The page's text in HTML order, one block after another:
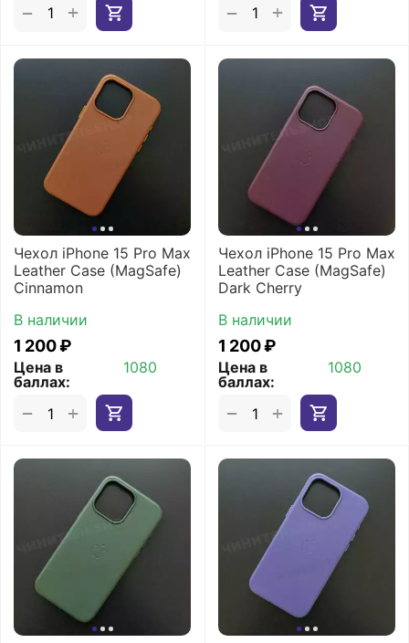
+
− +
−
Чехол iPhone 15 Pro Max
Leather Case (MagSafe)
Cinnamon
В наличии
1 200₽
Цена в
баллах:
1080
+
−
Чехол iPhone 15 Pro Max
Leather Case (MagSafe)
Dark Cherry
В наличии
1 200₽
Цена в
баллах:
1080
+
−